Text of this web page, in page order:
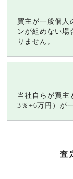
買主が一般個人
ンが組めない場
りません。
当社自らが買主
3％+6万円）が
査